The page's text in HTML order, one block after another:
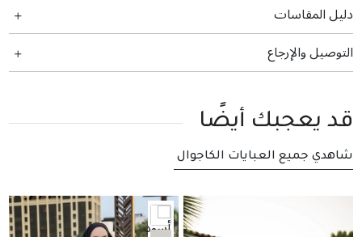
دليل المقاسات
التوصيل والإرجاع
قد يعجبك أيضًا
شاهدي جميع العبايات الكاجوال